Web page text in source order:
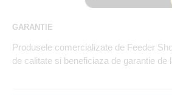
GARANTIE
Produsele comercializate de Feeder
de calitate si beneficiaza de garantie de